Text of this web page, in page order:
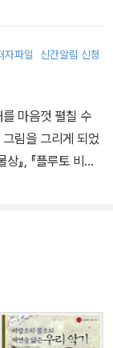
내 친구의 집은 어디
《코끼리가 탈출했
자파일 신간알림 신청
마음껏 펼칠 수
림을 그리게 되었
』, 『플루토 비밀